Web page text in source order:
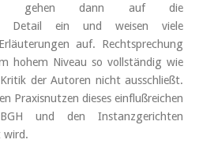
gehen dann auf die
Detail ein und weisen viele
auf. Rechtsprechung
hohem Niveau so vollständig wie
der Autoren nicht ausschließt.
Praxisnutzen dieses einflußreichen
und den Instanzgerichten
wird.